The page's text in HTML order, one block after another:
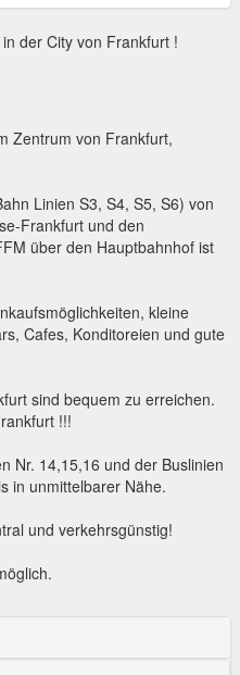
der City von Frankfurt !
Zentrum von Frankfurt,
Linien S3, S4, S5, S6) von
Frankfurt und den
über den Hauptbahnhof ist
kleine
Cafes, Konditoreien und gute
sind bequem zu erreichen.
!!!
Nr. 14,15,16 und der Buslinien
in unmittelbarer Nähe.
und verkehrsgünstig!